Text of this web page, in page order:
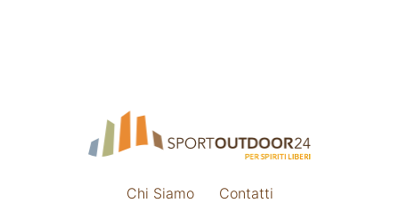
Chi Siamo Contatti